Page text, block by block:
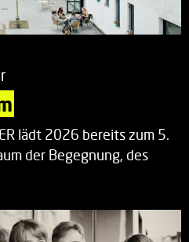
lädt 2026 bereits zum 5.
der Begegnung, des